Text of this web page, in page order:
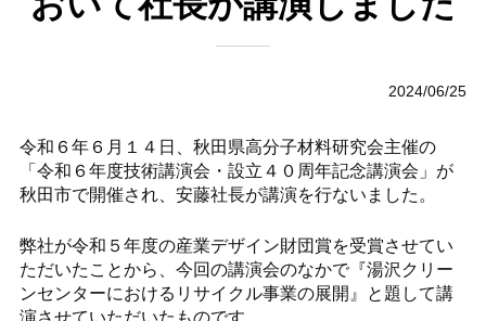
2024/06/25
令和６年６月１４日、秋田県高分子材料研究会主催の
「令和６年度技術講演会・設立４０周年記念講演会」が
秋田市で開催され、安藤社長が講演を行ないました。
弊社が令和５年度の産業デザイン財団賞を受賞させてい
ただいたことから、今回の講演会のなかで『湯沢クリー
ンセンターにおけるリサイクル事業の展開』と題して講
演させていただいたものです。